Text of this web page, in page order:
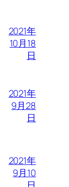
2021年
10月18
日
2021年
9月28
日
2021年
9月10